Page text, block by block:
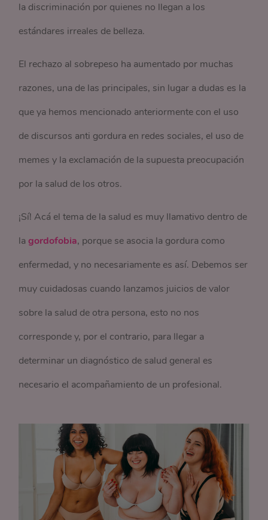
la discriminación por quienes no llegan a los
estándares irreales de belleza.
El rechazo al sobrepeso ha aumentado por muchas
razones, una de las principales, sin lugar a dudas es la
que ya hemos mencionado anteriormente con el uso
de discursos anti gordura en redes sociales, el uso de
memes y la exclamación de la supuesta preocupación
por la salud de los otros.
¡Sí! Acá el tema de la salud es muy llamativo dentro de
lagordofobia, porque se asocia la gordura como
enfermedad, y no necesariamente es así. Debemos ser
muy cuidadosas cuando lanzamos juicios de valor
sobre la salud de otra persona, esto no nos
corresponde y, por el contrario, para llegar a
determinar un diagnóstico de salud general es
necesario el acompañamiento de un profesional.